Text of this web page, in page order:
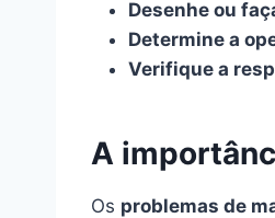
Desenhe ou
Determine a
Verifique a
A
Os problemas de